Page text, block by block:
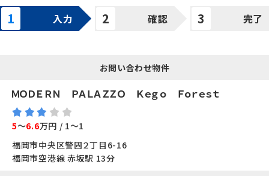
入力 確認 完了
お問い合わせ物件
ＭＯＤＥＲＮ ＰＡＬＡＺＺＯ Ｋｅｇｏ Ｆｏｒｅｓｔ
5～6.6万円 / 1～1
福岡市中央区警固２丁目6-16
福岡市空港線 赤坂駅 13分